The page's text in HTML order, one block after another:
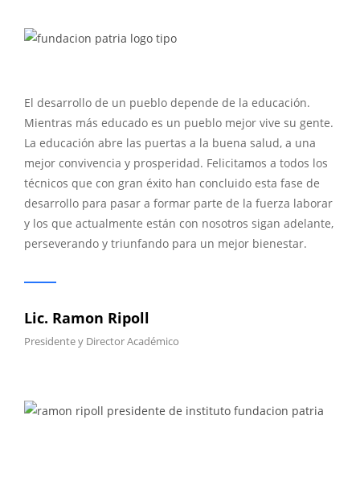
El desarrollo de un pueblo depende de la educación.
Mientras más educado es un pueblo mejor vive su gente.
La educación abre las puertas a la buena salud, a una
mejor convivencia y prosperidad. Felicitamos a todos los
técnicos que con gran éxito han concluido esta fase de
desarrollo para pasar a formar parte de la fuerza laborar
y los que actualmente están con nosotros sigan adelante,
perseverando y triunfando para un mejor bienestar.
Lic. Ramon Ripoll
Presidente y Director Académico